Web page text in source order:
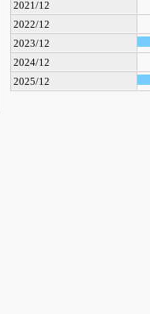
2021/12
2022/12
2023/12
2024/12
2025/12